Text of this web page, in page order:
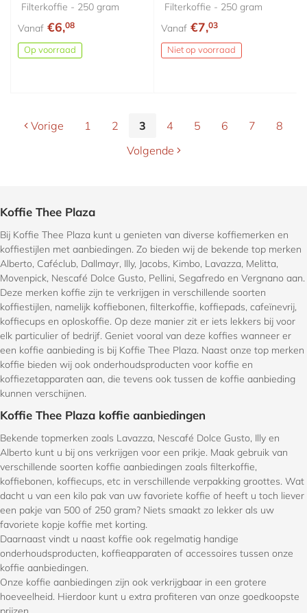
Filterkoffie - 250 gram
Vanaf €6,08
Op voorraad
Filterkoffie - 250 gram
Vanaf €7,03
Niet op voorraad
Vorige 1 2 3 4 5 6 7
8
Volgende
Koffie Thee Plaza
Bij Koffie Thee Plaza kunt u genieten van diverse koffiemerken en
koffiestijlen met aanbiedingen. Zo bieden wij de bekende top merken
Alberto, Caféclub, Dallmayr, Illy, Jacobs, Kimbo, Lavazza, Melitta,
Movenpick, Nescafé Dolce Gusto, Pellini, Segafredo en Vergnano aan.
Deze merken koffie zijn te verkrijgen in verschillende soorten
koffiestijlen, namelijk koffiebonen, filterkoffie, koffiepads, cafeïnevrij,
koffiecups en oploskoffie. Op deze manier zit er iets lekkers bij voor
elk particulier of bedrijf. Geniet vooral van deze koffies wanneer er
een koffie aanbieding is bij Koffie Thee Plaza. Naast onze top merken
koffie bieden wij ook onderhoudsproducten voor koffie en
koffiezetapparaten aan, die tevens ook tussen de koffie aanbieding
kunnen verschijnen.
Koffie Thee Plaza koffie aanbiedingen
Bekende topmerken zoals Lavazza, Nescafé Dolce Gusto, Illy en
Alberto kunt u bij ons verkrijgen voor een prikje. Maak gebruik van
verschillende soorten koffie aanbiedingen zoals filterkoffie,
koffiebonen, koffiecups, etc in verschillende verpakking groottes. Wat
dacht u van een kilo pak van uw favoriete koffie of heeft u toch liever
een pakje van 500 of 250 gram? Niets smaakt zo lekker als uw
favoriete kopje koffie met korting.
Daarnaast vindt u naast koffie ook regelmatig handige
onderhoudsproducten, koffieapparaten of accessoires tussen onze
koffie aanbiedingen.
Onze koffie aanbiedingen zijn ook verkrijgbaar in een grotere
hoeveelheid. Hierdoor kunt u extra profiteren van onze goedkoopste